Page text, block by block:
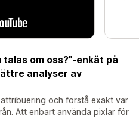
om oss?”-enkät på
analyser av
och förstå exakt var
Att enbart använda pixlar för